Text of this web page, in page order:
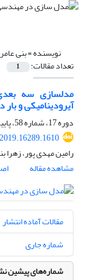
نویسنده =بنی
تعداد مقالات: 1
مدلسازی سه
آیرودینامیکی و
دوره 17، شماره 58، پاییز 1398، صفحه
رامین مهدی پور، زهرا
مشاهده مقاله
مقالات آماده انتشار
شماره جاری
شماره‌های پیشین